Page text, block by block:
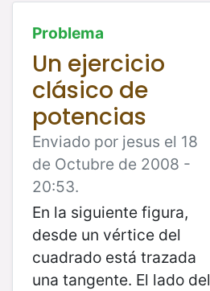
Problema
Un ejercicio
clásico de
potencias
Enviado por jesus el 18
de Octubre de 2008 -
20:53.
En la siguiente figura,
desde un vértice del
cuadrado está trazada
una tangente. El lado del